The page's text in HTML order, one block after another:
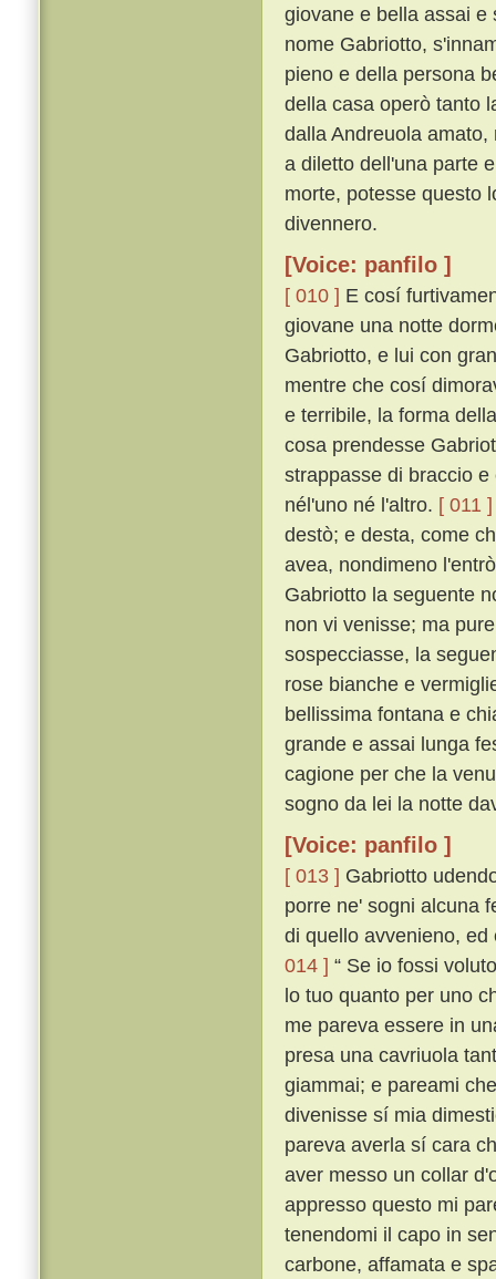
giovane e bella assai e
nome Gabriotto,
pieno e della persona
della casa operò tanto
dalla Andreuola
a diletto dell'una parte
morte, potesse questo
divennero.
[Voice: panfilo ]
[ 010 ] E cosí
giovane una notte
Gabriotto, e lui con
mentre che cosí
e terribile, la forma
cosa prendesse
strappasse di braccio
nél'uno né l'altro. [ 011 ]
destò; e desta, come
avea, nondimeno
Gabriotto la seguente
non vi venisse; ma
sospecciasse, la
rose bianche e
bellissima fontana e
grande e assai lunga
cagione per che la
sogno da lei la notte
[Voice: panfilo ]
[ 013 ] Gabriotto
porre ne' sogni alcuna
di quello avvenieno,
014 ] “ Se io fossi
lo tuo quanto per uno
me pareva essere in
presa una cavriuola
giammai; e pareami
divenisse sí mia
pareva averla sí cara
aver messo un collar
appresso questo mi
tenendomi il capo in
carbone, affamata e